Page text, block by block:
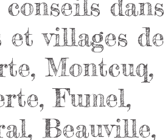
dans
et villages de
Montcuq,
Fumel,
Beauville,